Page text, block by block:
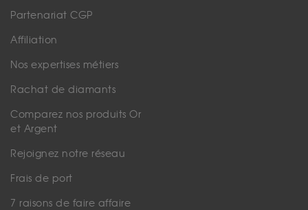
Partenariat CGP
Affiliation
Nos expertises métiers
Rachat de diamants
Comparez nos produits Or
et Argent
Rejoignez notre réseau
Frais de port
7 raisons de faire affaire